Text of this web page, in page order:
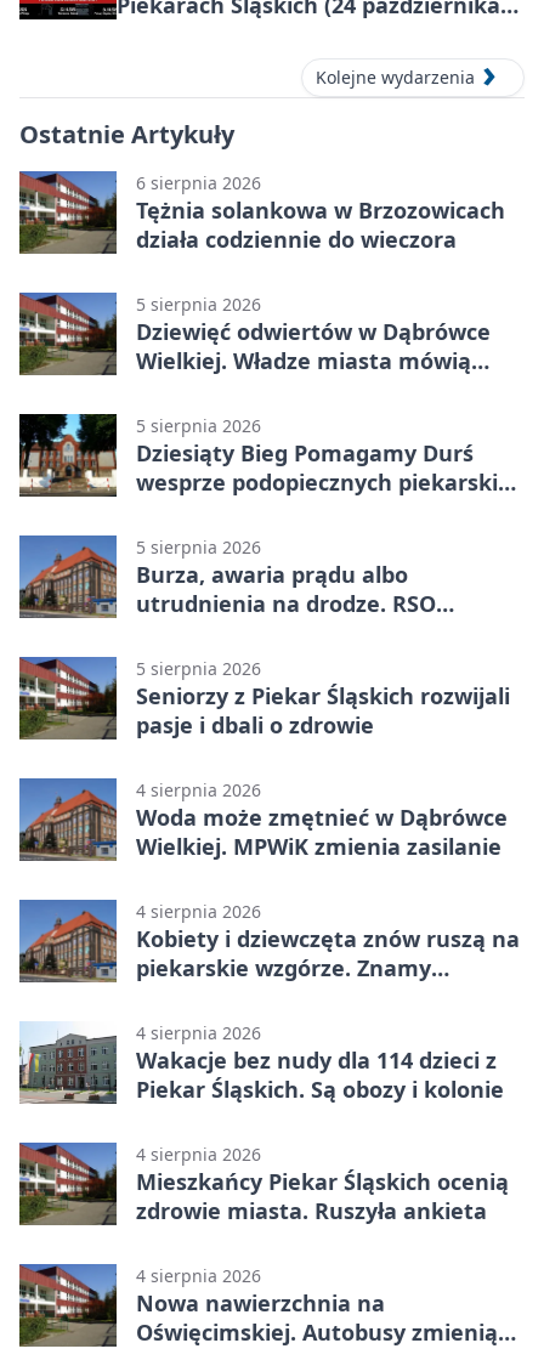
Kolejne wydarzenia
Ostatnie Artykuły
6 sierpnia 2026
Tężnia solankowa w Brzozowicach
działa codziennie do wieczora
5 sierpnia 2026
Dziewięć odwiertów w Dąbrówce
Wielkiej. Władze miasta mówią
5 sierpnia 2026
Dziesiąty Bieg Pomagamy Durś
wesprze podopiecznych piekarskich
5 sierpnia 2026
Burza, awaria prądu albo
utrudnienia na drodze. RSO
5 sierpnia 2026
Seniorzy z Piekar Śląskich rozwijali
pasje i dbali o zdrowie
4 sierpnia 2026
Woda może zmętnieć w Dąbrówce
Wielkiej. MPWiK zmienia zasilanie
4 sierpnia 2026
Kobiety i dziewczęta znów ruszą na
piekarskie wzgórze. Znamy
4 sierpnia 2026
Wakacje bez nudy dla 114 dzieci z
Piekar Śląskich. Są obozy i kolonie
4 sierpnia 2026
Mieszkańcy Piekar Śląskich ocenią
zdrowie miasta. Ruszyła ankieta
4 sierpnia 2026
Nowa nawierzchnia na
Oświęcimskiej. Autobusy zmienią